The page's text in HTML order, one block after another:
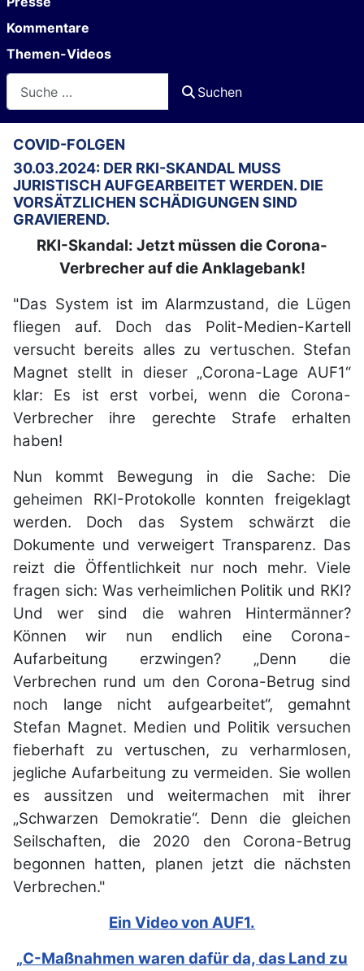
Kommentare
Themen-Videos
Suchen
COVID-FOLGEN
30.03.2024: DER RKI-SKANDAL MUSS
JURISTISCH AUFGEARBEITET WERDEN. DIE
VORSÄTZLICHEN SCHÄDIGUNGEN SIND
GRAVIEREND.
RKI-Skandal: Jetzt müssen die Corona-
Verbrecher auf die Anklagebank!
"Das System ist im Alarmzustand, die Lügen
fliegen auf. Doch das Polit-Medien-Kartell
versucht bereits alles zu vertuschen. Stefan
Magnet stellt in dieser „Corona-Lage AUF1“
klar: Es ist erst vorbei, wenn die Corona-
Verbrecher ihre gerechte Strafe erhalten
haben!
Nun kommt Bewegung in die Sache: Die
geheimen RKI-Protokolle konnten freigeklagt
werden. Doch das System schwärzt die
Dokumente und verweigert Transparenz. Das
reizt die Öffentlichkeit nur noch mehr. Viele
fragen sich: Was verheimlichen Politik und RKI?
Und wer sind die wahren Hintermänner?
Können wir nun endlich eine Corona-
Aufarbeitung erzwingen? „Denn die
Verbrechen rund um den Corona-Betrug sind
noch lange nicht aufgearbeitet“, gemahnt
Stefan Magnet. Medien und Politik versuchen
fieberhaft zu vertuschen, zu verharmlosen,
jegliche Aufarbeitung zu vermeiden. Sie wollen
es aussitzen und weitermachen mit ihrer
„Schwarzen Demokratie“. Denn die gleichen
Seilschaften, die 2020 den Corona-Betrug
begonnen hatten, planen jetzt die nächsten
Verbrechen."
Ein Video von AUF1.
„C-Maßnahmen waren dafür da, das Land zu